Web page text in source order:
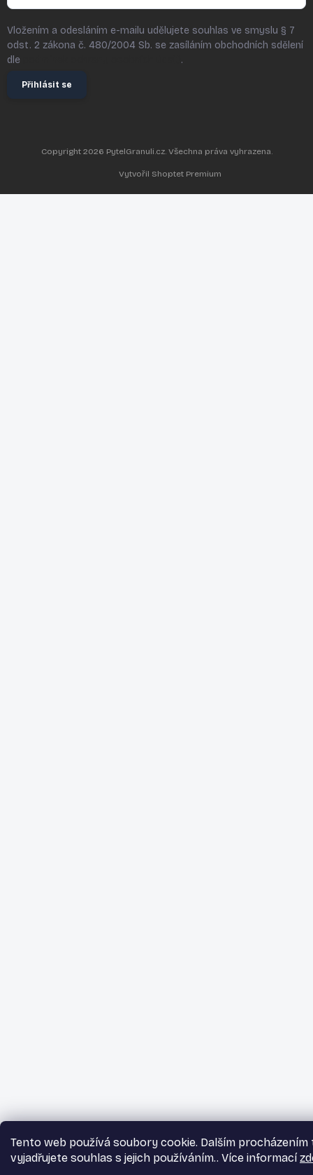
Tento web používá soubory cookie. Dalším
vyjadřujete souhlas s jejich používáním.. Více informací
Vložením a odesláním e-mailu udělujete souhlas ve smyslu § 7
odst. 2 zákona č. 480/2004 Sb. se zasíláním obchodních sdělení
dle
.
Přihlásit se
Vytvořil Shoptet Premium
Copyright 2026 PytelGranuli.cz. Všechna práva vyhrazena.